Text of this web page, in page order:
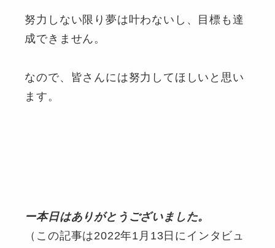
努力しない限り夢は叶わないし、目標も達
成できません。
なので、皆さんには努力してほしいと思い
ます。
ー本日はありがとうございました。
（この記事は2022年1月13日にインタビュ